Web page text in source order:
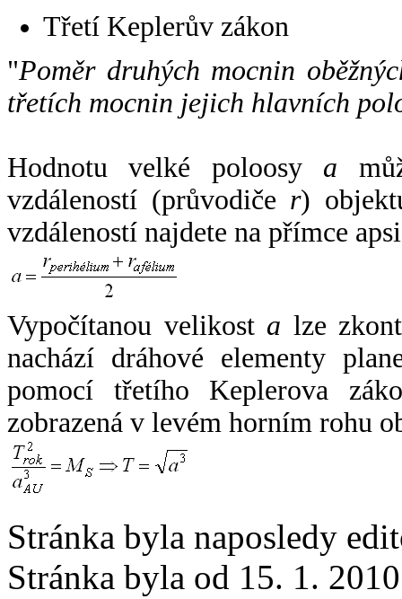
Třetí Keplerův zákon
"Poměr druhých mocnin
třetích mocnin jejich hlavních
Hodnotu velké poloosy a
vzdáleností (průvodiče r)
vzdáleností najdete na přímce
Vypočítanou velikost a lze
nachází dráhové elementy
pomocí třetího Keplerova
zobrazená v levém horním rohu
Stránka byla naposledy
Stránka byla od 15. 1.